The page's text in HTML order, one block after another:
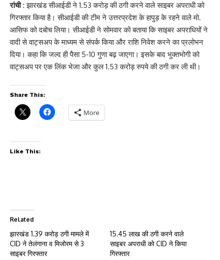
रांची :झारखंड सीआईडी ने 1.53 करोड़ की ठगी करने वाले साइबर अपराधी को
गिरफ्तार किया है। सीआईडी की टीम ने उत्तरप्रदेश के हापुड़ के रहने वाले मो.
आसिफ को दबोच लिया। सीआईडी ने सोमवार को बताया कि साइबर अपराधियों ने
वादी से वाट्सअप के माध्यम से संपर्क किया और राशि निवेश करने का प्रलोभन
दिया। कहा कि जल्द ही पैसा 5-10 गुणा बढ़ जाएगा। इसके बाद भुक्तभोगी को
वाट्सअप पर एक लिंक भेजा और कुल 1.53 करोड़ रुपये की ठगी कर ली थी।
Share This:
More
Like This:
Related
झारखंड 1.39 करोड़ ठगी मामले में
CID ने तेलंगाना व मिजोरम से 3
साइबर गिरफ्तार
15.45 लाख की ठगी करने वाले
साइबर अपराधी को CID ने किया
गिरफ्तार